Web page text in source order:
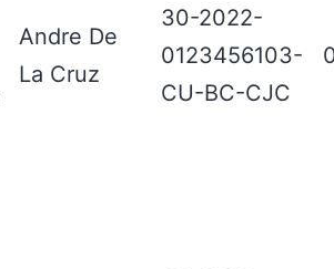
Andre De
La Cruz
30-2022-
0123456103-
CU-BC-CJC